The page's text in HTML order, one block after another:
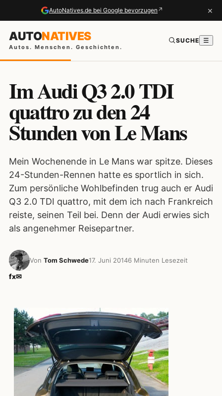
AutoNatives.de bei Google bevorzugen ↗ ×
AUTONATIVES
Autos. Menschen. Geschichten.
SUCHE ☰
Im Audi Q3 2.0 TDI
quattro zu den 24
Stunden von Le Mans
Mein Wochenende in Le Mans war spitze. Dieses
24-Stunden-Rennen hatte es sportlich in sich.
Zum persönliche Wohlbefinden trug auch er Audi
Q3 2.0 TDI quattro, mit dem ich nach Frankreich
reiste, seinen Teil bei. Denn der Audi erwies sich
als angenehmer Reisepartner.
Von Tom Schwede17. Juni 20146 Minuten Lesezeit
fx✉